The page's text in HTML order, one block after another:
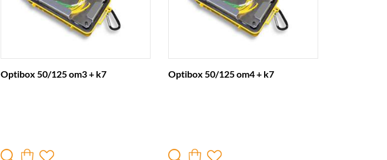
Optibox 50/125 om3 + k7 Optibox 50/125 om4 + k7